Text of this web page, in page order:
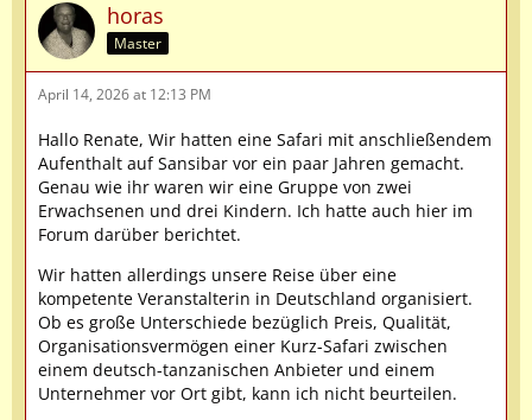
horas
Master
April 14, 2026 at 12:13 PM
Hallo Renate, Wir hatten eine Safari mit anschließendem
Aufenthalt auf Sansibar vor ein paar Jahren gemacht.
Genau wie ihr waren wir eine Gruppe von zwei
Erwachsenen und drei Kindern. Ich hatte auch hier im
Forum darüber berichtet.
Wir hatten allerdings unsere Reise über eine
kompetente Veranstalterin in Deutschland organisiert.
Ob es große Unterschiede bezüglich Preis, Qualität,
Organisationsvermögen einer Kurz-Safari zwischen
einem deutsch-tanzanischen Anbieter und einem
Unternehmer vor Ort gibt, kann ich nicht beurteilen.